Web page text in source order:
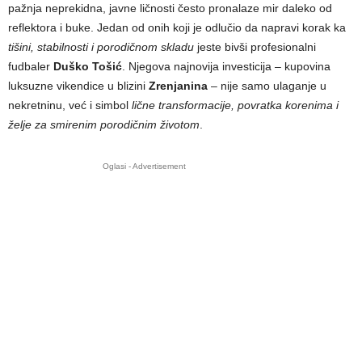
pažnja neprekidna, javne ličnosti često pronalaze mir daleko od
reflektora i buke. Jedan od onih koji je odlučio da napravi korak ka
tišini, stabilnosti i porodičnom skladu jeste bivši profesionalni
fudbaler Duško Tošić . Njegova najnovija investicija – kupovina
luksuzne vikendice u blizini Zrenjanina – nije samo ulaganje u
nekretninu, već i simbol lične transformacije, povratka korenima i
želje za smirenim porodičnim životom
Oglasi - Advertisement